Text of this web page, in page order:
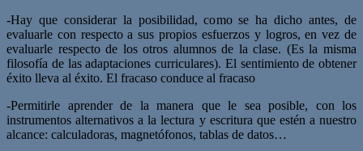
-Hay que considerar la posibilidad, como se ha dicho antes, de
evaluarle con respecto a sus propios esfuerzos y logros, en vez de
evaluarle respecto de los otros alumnos de la clase. (Es la misma
filosofía de las adaptaciones curriculares). El sentimiento de obtener
éxito lleva al éxito. El fracaso conduce al fracaso
-Permitirle aprender de la manera que le sea posible, con los
instrumentos alternativos a la lectura y escritura que estén a nuestro
alcance: calculadoras, magnetófonos, tablas de datos…